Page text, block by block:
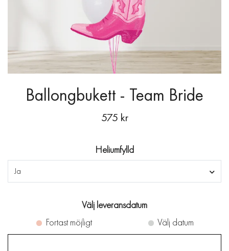
Ballongbukett - Team Bride
575 kr
Heliumfylld
Ja
Välj leveransdatum
Fortast möjligt
Välj datum